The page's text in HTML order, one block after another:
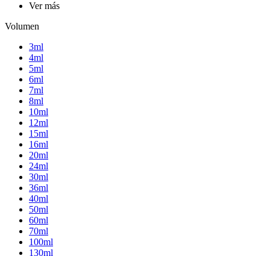
Ver más
Volumen
3ml
4ml
5ml
6ml
7ml
8ml
10ml
12ml
15ml
16ml
20ml
24ml
30ml
36ml
40ml
50ml
60ml
70ml
100ml
130ml